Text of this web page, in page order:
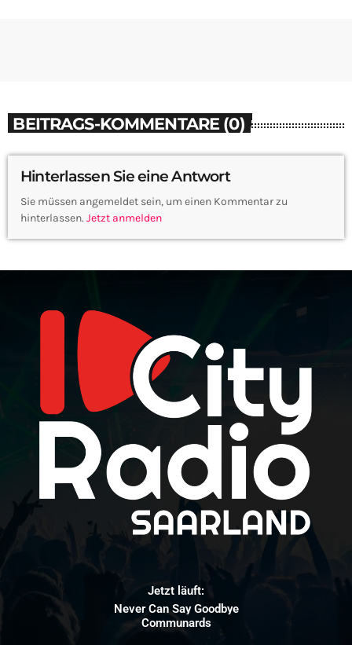
BEITRAGS-KOMMENTARE (0)
Hinterlassen Sie eine Antwort
Sie müssen angemeldet sein, um einen Kommentar zu
hinterlassen. Jetzt anmelden
Jetzt läuft:
Never Can Say Goodbye
Communards